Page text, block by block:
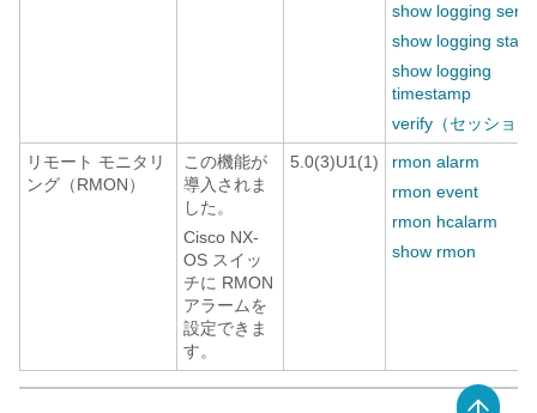
show logging
show logging
show logging
timestamp
verify（セッション
リモート モニタリ
ング（RMON）
この機能が
導入されま
した。
Cisco NX-
OS スイッ
チに RMON
アラームを
設定できま
す。
5.0(3)U1(1)
rmon alarm
rmon event
rmon hcalarm
show rmon